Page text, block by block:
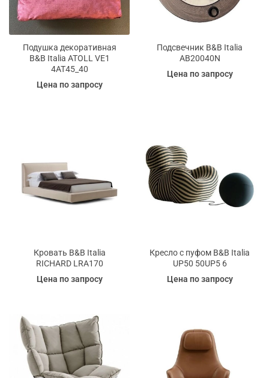
Подушка декоративная
B&B Italia ATOLL VE1
4AT45_40
Цена по запросу
Подсвечник B&B Italia
АВ20040N
Цена по запросу
Кровать B&B Italia
RICHARD LRA170
Цена по запросу
Кресло с пуфом B&B Italia
UP50 50UP5 6
Цена по запросу